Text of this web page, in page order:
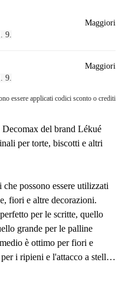
9.
Maggiori
9.
Maggiori
essere applicati codici sconto o crediti
del brand Lékué
per torte, biscotti e altri
possono essere utilizzati
fiori e altre decorazioni.
per le scritte, quello
grande per le palline
è ottimo per fiori e
i ripieni e l'attacco a stella